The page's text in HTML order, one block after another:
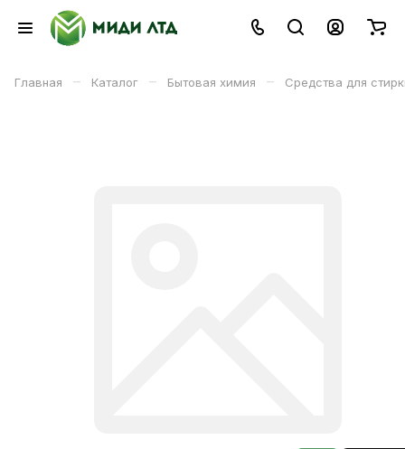
Главная – Каталог – Бытовая химия – Средства для